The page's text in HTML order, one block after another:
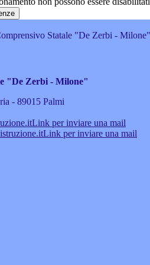
Statale "De Zerbi - Milone"
"De Zerbi - Milone"
- 89015 Palmi
Link per inviare una mail
Link per inviare una mail